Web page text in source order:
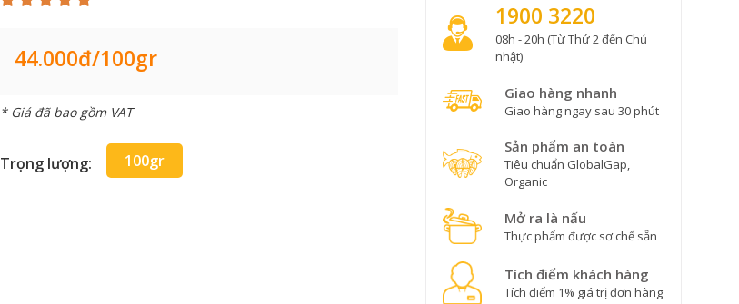
44.000đ/100gr
* Giá đã bao gồm VAT
Trọng lượng: 100gr
1900 3220
08h - 20h (Từ Thứ 2 đến Chủ
nhật)
Giao hàng nhanh
Giao hàng ngay sau 30 phút
Sản phẩm an toàn
Tiêu chuẩn GlobalGap,
Organic
Mở ra là nấu
Thực phẩm được sơ chế sẵn
Tích điểm khách hàng
Tích điểm 1% giá trị đơn hàng